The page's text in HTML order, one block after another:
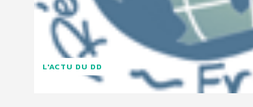
L'ACTU DU DD